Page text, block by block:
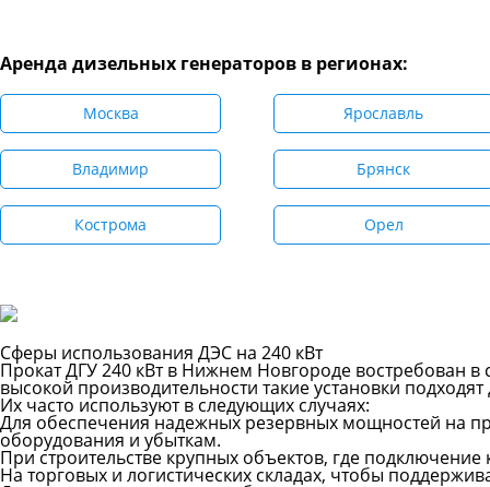
Аренда дизельных генераторов в регионах:
Москва Ярославль
Владимир Брянск
Кострома Орел
Сферы использования ДЭС на 240 кВт
Прокат ДГУ 240 кВт в Нижнем Новгороде востребован
высокой производительности такие установки
Их часто используют в следующих случаях:
Для обеспечения надежных резервных мощностей на
оборудования и убыткам.
При строительстве крупных объектов, где
На торговых и логистических складах, чтобы